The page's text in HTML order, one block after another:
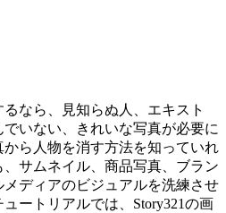
なら、見知らぬ人、エキスト
いない、きれいな写真が必要に
ら人物を消す方法を知っていれ
サムネイル、商品写真、ブラン
メディアのビジュアルを洗練させ
ートリアルでは、Story321の画